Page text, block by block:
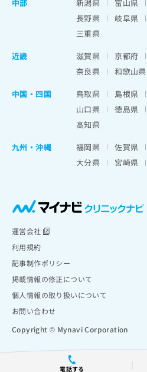
電話する
中部
新潟県 富山県
長野県
岐阜県
三重県
近畿
滋賀県 京都府
奈良県
和歌山県
中国・四国
鳥取県 島根県
山口県
徳島県
高知県
九州・沖縄
福岡県 佐賀県
大分県
宮崎県
運営会社
利用規約
記事制作ポリシー
掲載情報の修正について
個人情報の取り扱いについて
お問い合わせ
Copyright © Mynavi Corporation